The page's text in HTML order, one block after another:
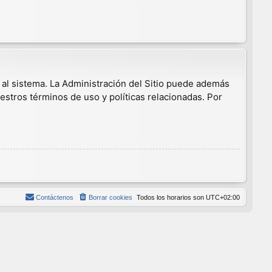
sistema. La Administración del Sitio puede además
términos de uso y políticas relacionadas. Por
Todos los horarios son UTC+02:00
Borrar cookies
Contáctenos